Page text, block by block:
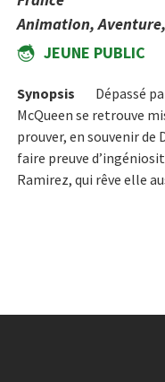
Animation,
JEUNE PUBLIC
Synopsis
Dépassé
McQueen se retrouve
prouver, en souvenir de
faire preuve
Ramirez, qui rêve elle